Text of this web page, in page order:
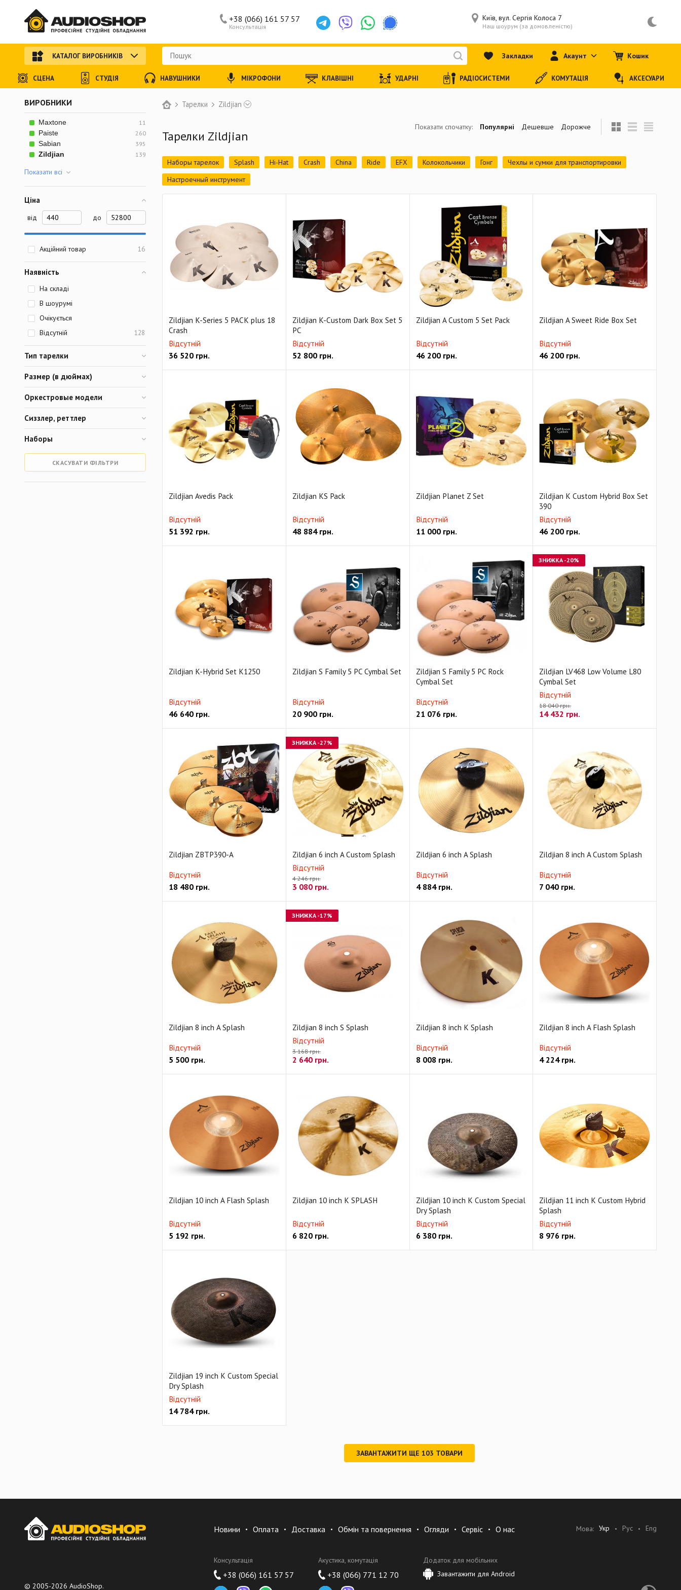
Тарелки Zildjian
Тарелки Zildjian
Наборы тарелок Splash Hi-Hat Crash China Ride EFX Колокольчики Гонг
Чехлы и сумки для транспортировки
Настроечный инструмент
Zildjian K-Series 5 PACK plus 18
Crash
Відсутній
36 520 грн.
Zildjian K-Custom Dark Box Set 5
PC
Відсутній
52 800грн.
Zildjian A Custom 5 Set Pack
Відсутній
46 200грн.
Zildjian A Sweet Ride Box Set
Відсутній
46 200 грн.
Zildjian Avedis Pack
Відсутній
51 392 грн.
Zildjian KS Pack
Відсутній
48 884грн.
Zildjian Planet Z Set
Відсутній
11 000грн.
Zildjian K Custom Hybrid Box Set
390
Відсутній
46 200 грн.
Zildjian K-Hybrid Set K1250
Відсутній
46 640 грн.
Zildjian S Family 5 PC Cymbal Set
Відсутній
20 900грн.
Zildjian S Family 5 PC Rock
Cymbal Set
Відсутній
21 076грн.
Zildjian LV468 Low Volume L80
Cymbal Set
Відсутній
18 040 грн.
14 432 грн.
ЗНИЖКА -20%
Zildjian ZBTP390-A
Відсутній
18 480 грн.
Zildjian 6 inch A Custom Splash
Відсутній
4 246 грн.
3 080грн.
ЗНИЖКА-27%
Zildjian 6 inch A Splash
Відсутній
4 884грн.
Zildjian 8 inch A Custom Splash
Відсутній
7 040 грн.
Zildjian 8 inch A Splash
Відсутній
5 500 грн.
Zildjian 8 inch S Splash
Відсутній
3 168 грн.
2 640грн.
ЗНИЖКА-17%
Zildjian 8 inch K Splash
Відсутній
8 008 грн.
Zildjian 8 inch A Flash Splash
Відсутній
4 224грн.
Zildjian 10 inch A Flash Splash
Відсутній
5 192 грн.
Zildjian 10 inch K SPLASH
Відсутній
6 820грн.
Zildjian 10 inch K Custom Special
Dry Splash
Відсутній
6 380грн.
Zildjian 11 inch K Custom Hybrid
Splash
Відсутній
8 976 грн.
Zildjian 19 inch K Custom Special
Dry Splash
Відсутній
14 784грн.
Показати спочатку: Популярні Дешевше Дорожче
ЗАВАНТАЖИТИ ЩЕ 103 ТОВАРИ
ВИРОБНИКИ
Maxtone 11
Paiste 260
Sabian 395
Zildjian 139
Показати всi
Ціна
від до
Акційний товар 16
Наявність
На складі
В шоурумі
Очікується
Відсутній
128
Тип тарелки
Размер (в дюймах)
Оркестровые модели
Сиззлер, реттлер
Наборы
СКАСУВАТИ ФІЛЬТРИ
Консультація
+38 (066) 161 57 57 Київ, вул. Сергія Колоса 7
Наш шоурум (за домовленістю)
КАТАЛОГ ВИРОБНИКІВ Закладки Акаунт Кошик
СЦЕНА СТУДІЯ НАВУШНИКИ МІКРОФОНИ КЛАВІШНІ УДАРНІ РАДІОСИСТЕМИ КОМУТАЦІЯ АКСЕСУАРИ
Новини Оплата Доставка Обмін та повернення Огляди Сервіс О нас
Консультація
+38 (066) 161 57 57
Акустика, комутація
+38 (066) 771 12 70
Додаток для мобільних
Завантажити для Android
Мова: Укр Рус Eng
© 2005-2026 AudioShop.